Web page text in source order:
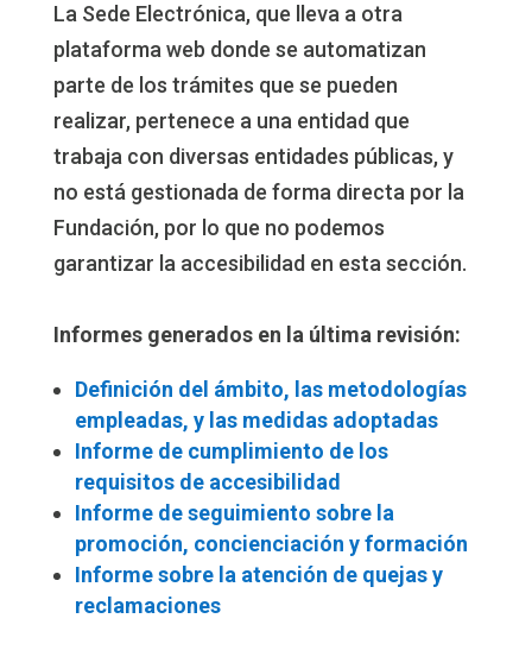
La Sede Electrónica, que lleva a otra
plataforma web donde se automatizan
parte de los trámites que se pueden
realizar, pertenece a una entidad que
trabaja con diversas entidades públicas, y
no está gestionada de forma directa por la
Fundación, por lo que no podemos
garantizar la accesibilidad en esta sección.
Informes generados en la última revisión:
Definición del ámbito, las metodologías
empleadas, y las medidas adoptadas
Informe de cumplimiento de los
requisitos de accesibilidad
Informe de seguimiento sobre la
promoción, concienciación y formación
Informe sobre la atención de quejas y
reclamaciones